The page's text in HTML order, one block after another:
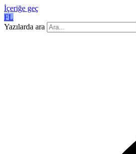
İçeriğe geç
FL
Yazılarda ara